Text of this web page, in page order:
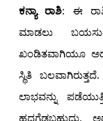
ಕನ್ಯಾ ರಾಶಿ: ಈ
ಮಾಡಲು
ಖಂಡಿತವಾಗಿಯೂ
ಸ್ಥಿತಿ
ಲಾಭವನ್ನು
ಹದಗೆಡಬಹುದು.